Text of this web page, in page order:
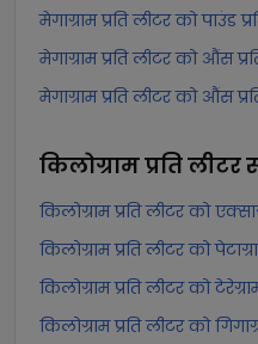
मेगाग्राम प्रति लीटर को पाउंड
मेगाग्राम प्रति लीटर को औंस
मेगाग्राम प्रति लीटर को औंस
किलोग्राम प्रति लीटर
किलोग्राम प्रति लीटर को
किलोग्राम प्रति लीटर को
किलोग्राम प्रति लीटर को
किलोग्राम प्रति लीटर को